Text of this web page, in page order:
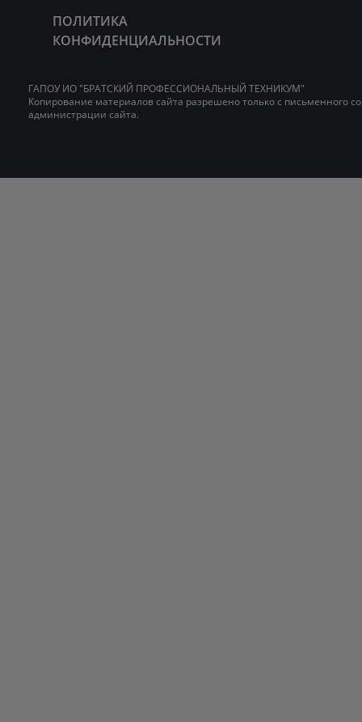
ПОЛИТИКА
КОНФИДЕНЦИАЛЬНОСТИ
ГАПОУ ИО "БРАТСКИЙ ПРОФЕССИОНАЛЬНЫЙ ТЕХНИКУМ"
Копирование материалов сайта разрешено только с письменного
администрации сайта.